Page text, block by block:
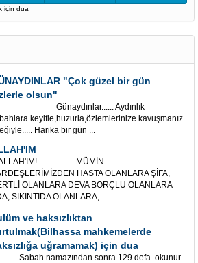
için dua
"Çok güzel bir gün
olsun"
Aydınlık
keyifle,huzurla,özlemlerinize kavuşmanız
Harika bir gün ...
MÜMİN
HASTA OLANLARA ŞİFA,
OLANLARA DEVA BORÇLU OLANLARA
SIKINTIDA OLANLARA, ...
ve haksızlıktan
mahkemelerde
uğramamak) için dua
namazından sonra 129 defa okunur.